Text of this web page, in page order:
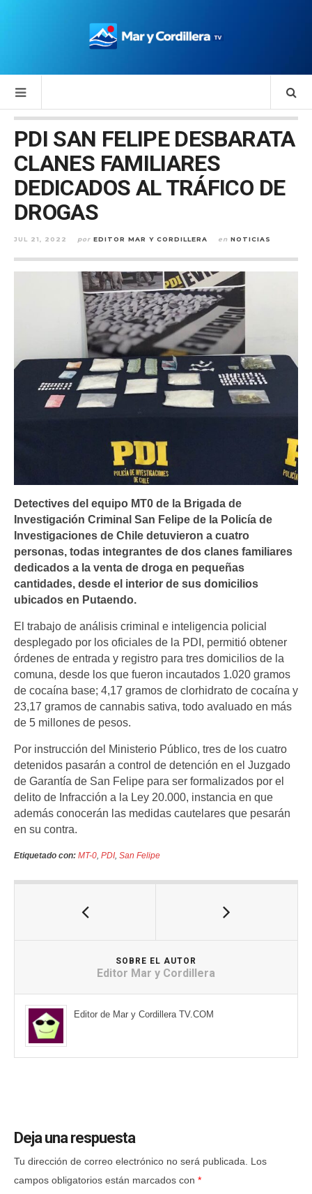
PDI SAN FELIPE DESBARATA
CLANES FAMILIARES
DEDICADOS AL TRÁFICO DE
DROGAS
JUL 21, 2022 por EDITOR MAR Y CORDILLERA en NOTICIAS
Detectives del equipo MT0 de la Brigada de
Investigación Criminal San Felipe de la Policía de
Investigaciones de Chile detuvieron a cuatro
personas, todas integrantes de dos clanes familiares
dedicados a la venta de droga en pequeñas
cantidades, desde el interior de sus domicilios
ubicados en Putaendo.
El trabajo de análisis criminal e inteligencia policial
desplegado por los oficiales de la PDI, permitió obtener
órdenes de entrada y registro para tres domicilios de la
comuna, desde los que fueron incautados 1.020 gramos
de cocaína base; 4,17 gramos de clorhidrato de cocaína y
23,17 gramos de cannabis sativa, todo avaluado en más
de 5 millones de pesos.
Por instrucción del Ministerio Público, tres de los cuatro
detenidos pasarán a control de detención en el Juzgado
de Garantía de San Felipe para ser formalizados por el
delito de Infracción a la Ley 20.000, instancia en que
además conocerán las medidas cautelares que pesarán
en su contra.
Etiquetado con: MT-0 PDI San Felipe
SOBRE EL AUTOR
Editor Mar y Cordillera
Editor de Mar y Cordillera TV.COM
Deja una respuesta
Tu dirección de correo electrónico no será publicada.
Los
campos obligatorios están marcados con *